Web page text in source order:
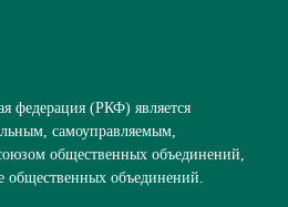
федерация (РКФ) является
самоуправляемым,
общественных объединений,
общественных объединений.